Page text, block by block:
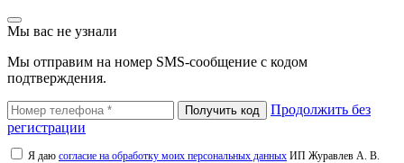
Мы вас не узнали
Мы отправим на номер SMS-сообщение с кодом
подтверждения.
Продолжить без
регистрации
Я даю согласие на обработку моих персональных данных ИП Журавлев А. В.